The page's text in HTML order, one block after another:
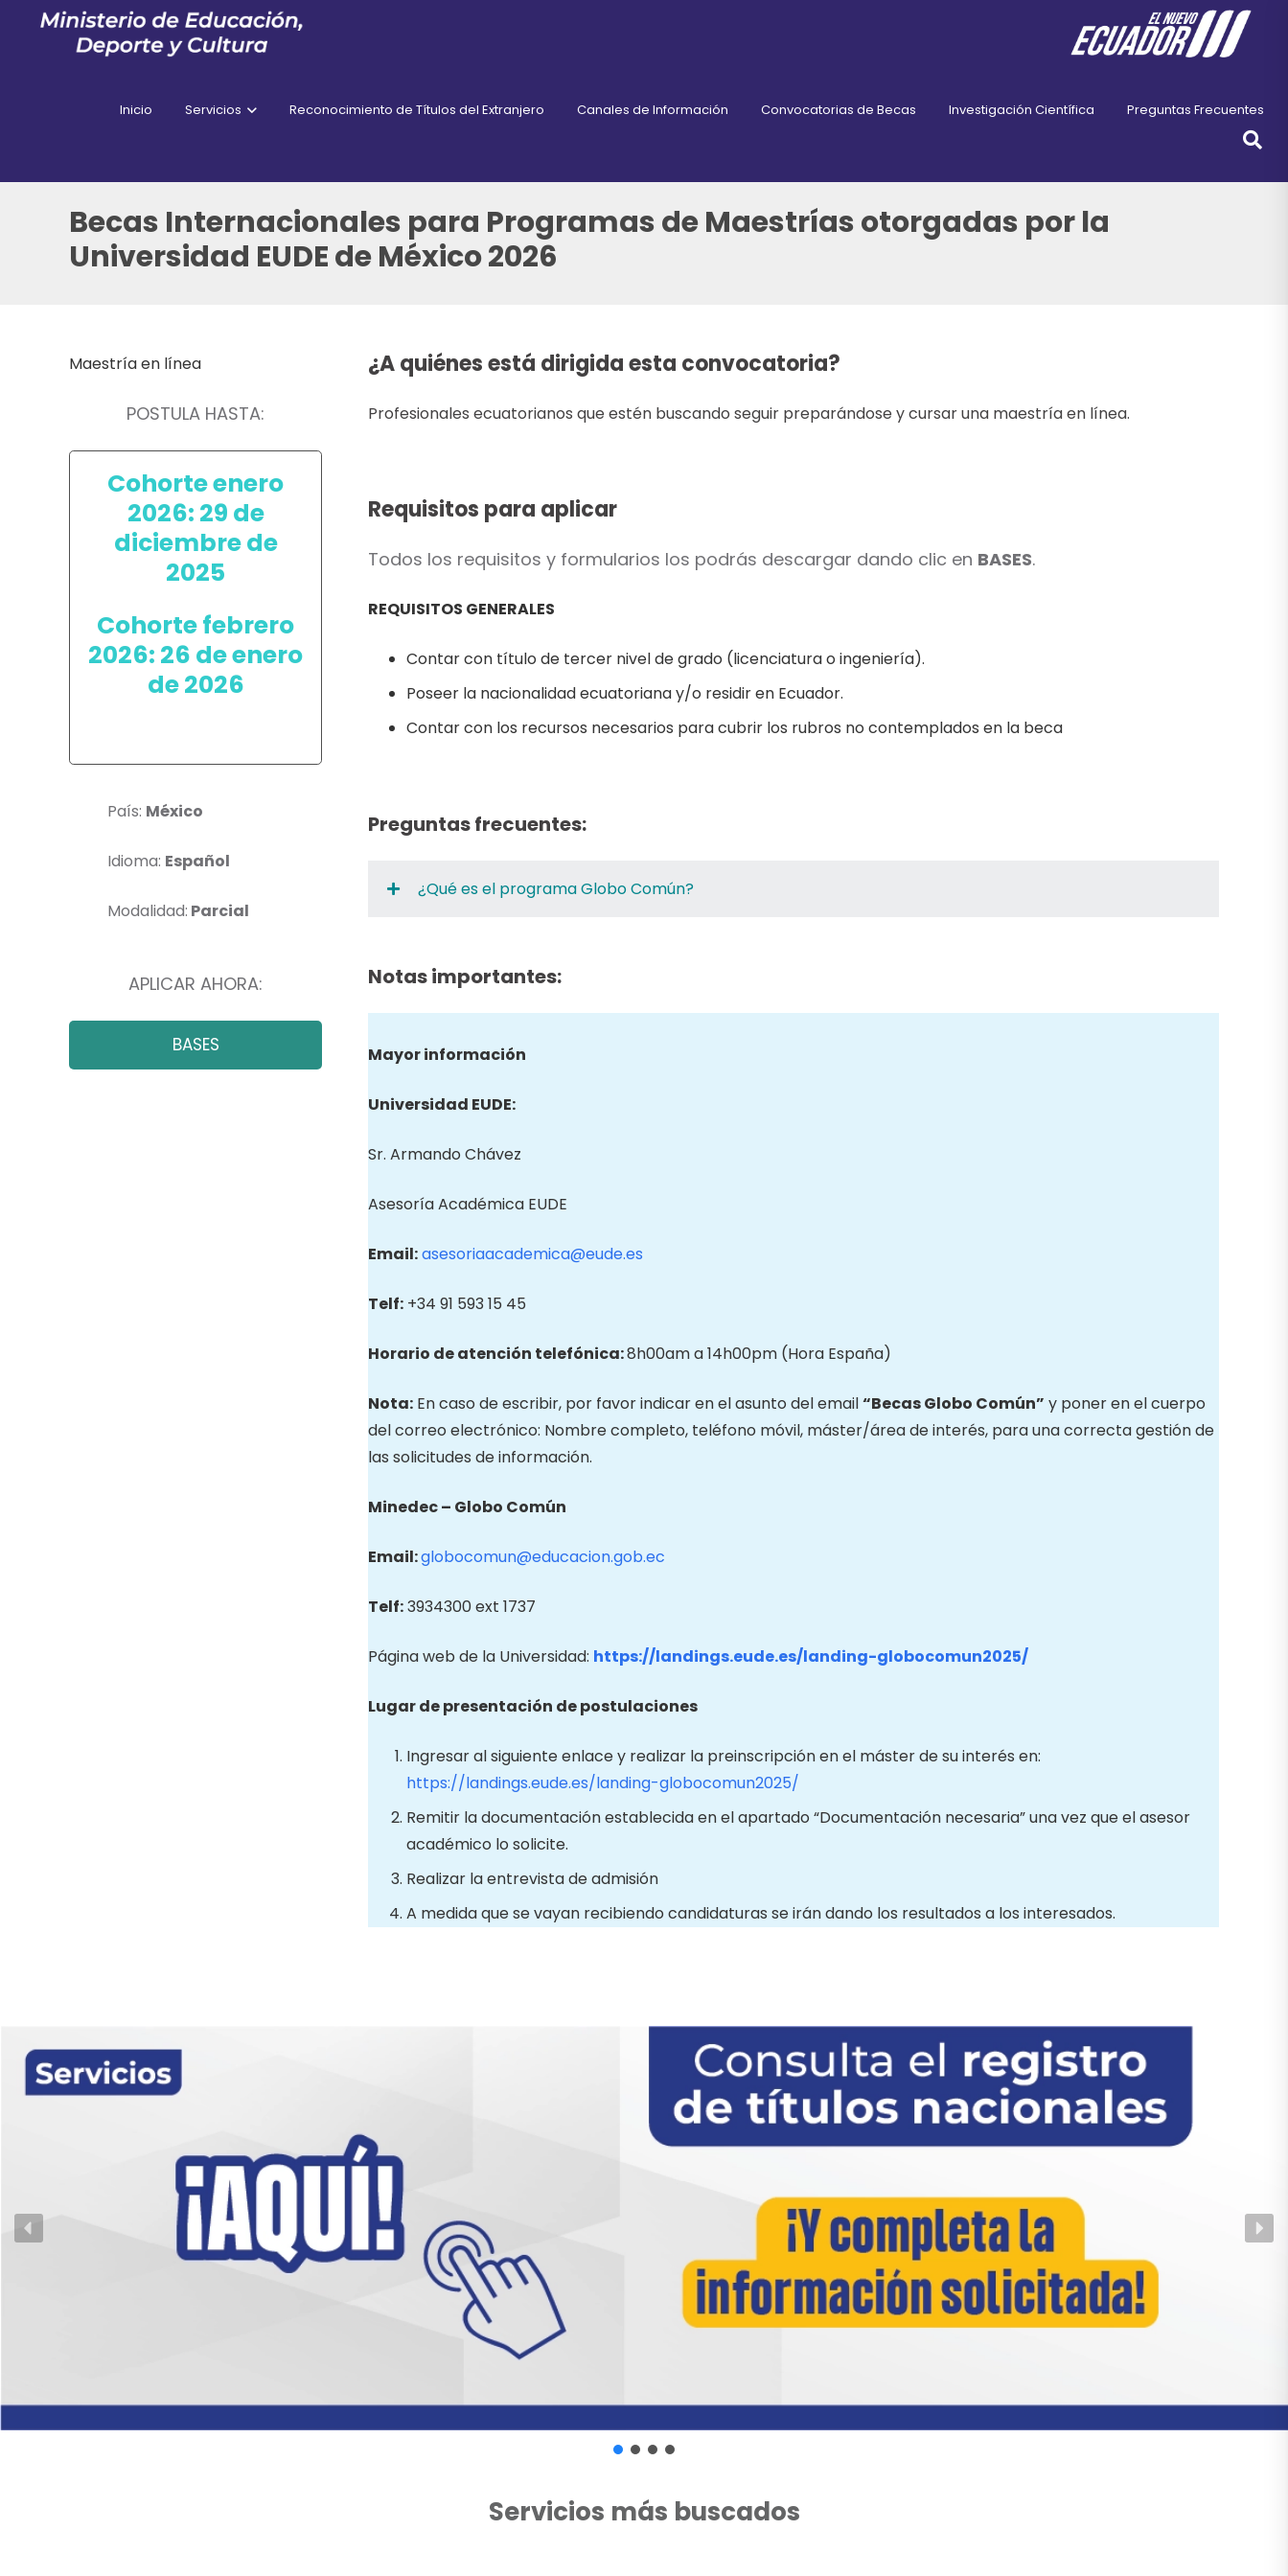
Inicio Servicios Reconocimiento de Títulos del Extranjero Canales de Información Convocatorias de Becas Investigación Científica Preguntas Frecuentes
Becas Internacionales para Programas de Maestrías otorgadas por la
Universidad EUDE de México 2026
Maestría en línea
POSTULA HASTA:
Cohorte enero
2026: 29 de
diciembre de
2025
Cohorte febrero
2026: 26 de enero
de 2026
País: México
Idioma: Español
Modalidad: Parcial
APLICAR AHORA:
BASES
¿A quiénes está dirigida esta convocatoria?
Profesionales ecuatorianos que estén buscando seguir preparándose y cursar una maestría en línea.
Requisitos para aplicar
Todos los requisitos y formularios los podrás descargar dando clic en BASES.
REQUISITOS GENERALES
Contar con título de tercer nivel de grado (licenciatura o ingeniería).
Poseer la nacionalidad ecuatoriana y/o residir en Ecuador.
Contar con los recursos necesarios para cubrir los rubros no contemplados en la beca
Preguntas frecuentes:
¿Qué es el programa Globo Común?
Notas importantes:
Mayor información
Universidad EUDE:
Sr. Armando Chávez
Asesoría Académica EUDE
Email:asesoriaacademica@eude.es
Telf: +34 91 593 15 45
Horario de atención telefónica:8h00am a 14h00pm (Hora España)
Nota: En caso de escribir, por favor indicar en el asunto del email“Becas Globo Común” y poner en el cuerpo
del correo electrónico: Nombre completo, teléfono móvil, máster/área de interés, para una correcta gestión de
las solicitudes de información.
Minedec – Globo Común
Email:globocomun@educacion.gob.ec
Telf:3934300 ext 1737
Página web de la Universidad: https://landings.eude.es/landing-globocomun2025/
Lugar de presentación de postulaciones
Ingresar al siguiente enlace y realizar la preinscripción en el máster de su interés en:
https://landings.eude.es/landing-globocomun2025/
Remitir la documentación establecida en el apartado “Documentación necesaria” una vez que el asesor
académico lo solicite.
Realizar la entrevista de admisión
A medida que se vayan recibiendo candidaturas se irán dando los resultados a los interesados.
Servicios más buscados